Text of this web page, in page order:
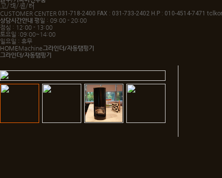
고/객/센/터
CUSTOMER CENTER 031-718-2400 FAX : 031-733-2402 H.P : 010-4514-7471
상담시간안내 평일 : 09:00 - 20:00
점심 : 12:00 - 13:00
토요일 :09:00~14:00
일요일 : 휴무
HOMEMachine그라인더/자동탬핑기
그라인더/자동탬핑기